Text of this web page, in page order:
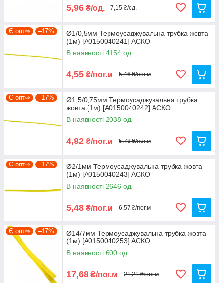
5,96 ₴/од. 7,15 ₴/од.
Є опт⇒ –17%
Ø1/0,5мм Термоусаджувальна трубка жовта
(1м) [A0150040241] АСКО
В наявності 4154 од.
4,55 ₴/пог.м 5,46 ₴/пог.м
Є опт⇒ –17%
Ø1,5/0,75мм Термоусаджувальна трубка
жовта (1м) [A0150040242] АСКО
В наявності 2038 од.
4,82 ₴/пог.м 5,78 ₴/пог.м
Є опт⇒ –17%
Ø2/1мм Термоусаджувальна трубка жовта
(1м) [A0150040243] АСКО
В наявності 2646 од.
5,48 ₴/пог.м 6,57 ₴/пог.м
Є опт⇒ –17%
Ø14/7мм Термоусаджувальна трубка жовта
(1м) [A0150040253] АСКО
В наявності 600 од.
17,68 ₴/пог.м 21,21 ₴/пог.м